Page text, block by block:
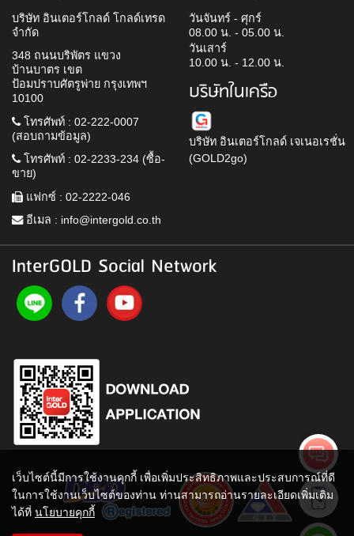
บริษัท อินเตอร์โกลด์ โกลด์เทรด
จำกัด
348 ถนนบริพัตร แขวง
บ้านบาตร เขต
ป้อมปราบศัตรูพ่าย กรุงเทพฯ
10100
โทรศัพท์ : 02-222-0007
(สอบถามข้อมูล)
โทรศัพท์ : 02-2233-234 (ซื้อ-
ขาย)
แฟกซ์ : 02-2222-046
อีเมล : info@intergold.co.th
วันจันทร์ - ศุกร์
08.00 น. - 05.00 น.
วันเสาร์
10.00 น. - 12.00 น.
บริษัทในเครือ
บริษัท อินเตอร์โกลด์ เจเนอเรชั่น
(GOLD2go)
InterGOLD Social Network
เว็บไซต์นี้มีการใช้งานคุกกี้ เพื่อเพิ่มประสิทธิภาพและประสบการณ์ที่ดี
ในการใช้งานเว็บไซต์ของท่าน ท่านสามารถอ่านรายละเอียดเพิ่มเติม
ได้ที่ นโยบายคุกกี้